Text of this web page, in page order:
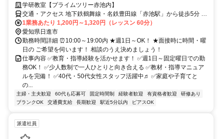
学研教室【プライムツリー赤池内】
交通・アクセス 地下鉄鶴舞線・名鉄豊田線「赤池駅」から徒歩5分 ◎
車通勤応相談
1業務あたり 1,200円～1,320円（レッスン 60分）
愛知県日進市
勤務時間詳細 ⏰10:00～19:00内 ★週1日～OK！ ★面接時に時間・曜
日の ご希望を伺います！ 相談のうえ決めましょう！
仕事内容 ✅教育・指導経験を活かせます！ ✅週1日～固定曜日での勤
務OK！ ✅少人数制で一人ひとりと向き合える ✅教材・指導マニュア
ルを完備！ ✅40代・50代女性スタッフ活躍中♬ ✅家庭や子育てと
の...
主婦・主夫歓迎 60代も応募可 固定時間制 経験者歓迎 有資格者歓迎
研修あり
ブランクOK
交通費支給 長期歓迎 駅近5分以内 ピアスOK
派遣社員